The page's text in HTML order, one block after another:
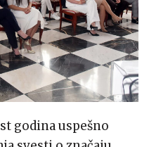
godina uspešno